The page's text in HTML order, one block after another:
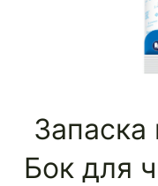
Бок для